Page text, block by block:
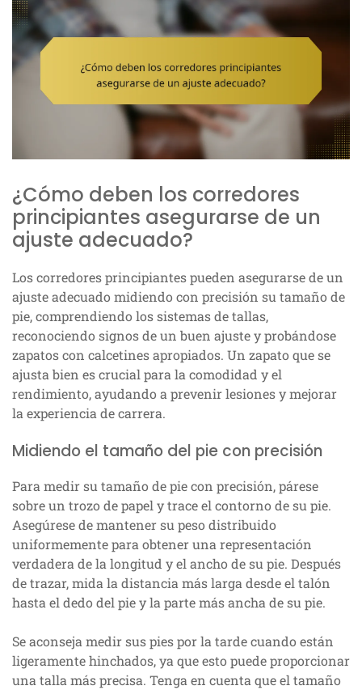
¿Cómo deben los corredores
principiantes asegurarse de un
ajuste adecuado?
Los corredores principiantes pueden asegurarse de un
ajuste adecuado midiendo con precisión su tamaño de
pie, comprendiendo los sistemas de tallas,
reconociendo signos de un buen ajuste y probándose
zapatos con calcetines apropiados. Un zapato que se
ajusta bien es crucial para la comodidad y el
rendimiento, ayudando a prevenir lesiones y mejorar
la experiencia de carrera.
Midiendo el tamaño del pie con precisión
Para medir su tamaño de pie con precisión, párese
sobre un trozo de papel y trace el contorno de su pie.
Asegúrese de mantener su peso distribuido
uniformemente para obtener una representación
verdadera de la longitud y el ancho de su pie. Después
de trazar, mida la distancia más larga desde el talón
hasta el dedo del pie y la parte más ancha de su pie.
Se aconseja medir sus pies por la tarde cuando están
ligeramente hinchados, ya que esto puede proporcionar
una talla más precisa. Tenga en cuenta que el tamaño